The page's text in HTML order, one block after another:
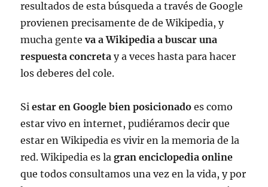
resultados de esta búsqueda a través de Google
provienen precisamente de de Wikipedia, y
mucha gente va a Wikipedia a buscar una
respuesta concreta y a veces hasta para hacer
los deberes del cole.
Siestar en Google bien posicionado es como
estar vivo en internet, pudiéramos decir que
estar en Wikipedia es vivir en la memoria de la
red. Wikipedia es lagran enciclopedia online
que todos consultamos una vez en la vida, y por